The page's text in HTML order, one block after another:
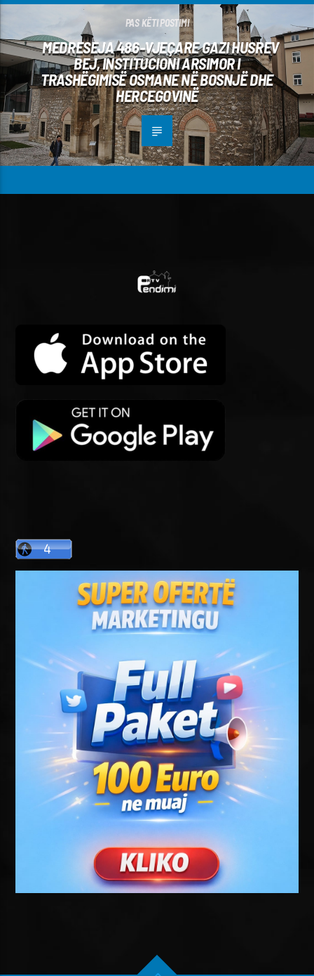
PAS KËTI POSTIMI
MEDRESEJA 486-VJEÇARE GAZI HUSREV
BEJ, INSTITUCIONI ARSIMOR I
TRASHËGIMISË OSMANE NË BOSNJË DHE
HERCEGOVINË